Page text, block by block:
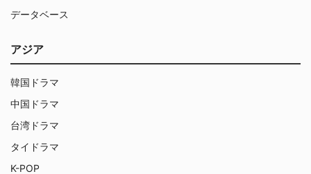
データベース
アジア
韓国ドラマ
中国ドラマ
台湾ドラマ
タイドラマ
K-POP